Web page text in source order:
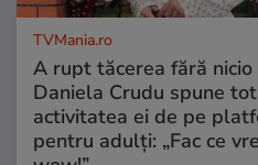
TVMania.ro
A rupt tăcerea fără nicio
Daniela Crudu spune
activitatea ei de pe
pentru adulți: „Fac ce